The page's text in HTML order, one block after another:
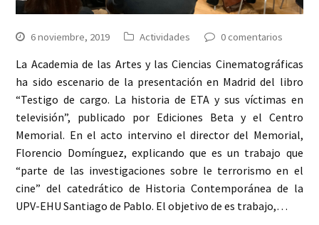
6 noviembre, 2019 Actividades 0 comentarios
La Academia de las Artes y las Ciencias Cinematográficas
ha sido escenario de la presentación en Madrid del libro
“Testigo de cargo. La historia de ETA y sus víctimas en
televisión”, publicado por Ediciones Beta y el Centro
Memorial. En el acto intervino el director del Memorial,
Florencio Domínguez, explicando que es un trabajo que
“parte de las investigaciones sobre le terrorismo en el
cine” del catedrático de Historia Contemporánea de la
UPV-EHU Santiago de Pablo. El objetivo de es trabajo,…